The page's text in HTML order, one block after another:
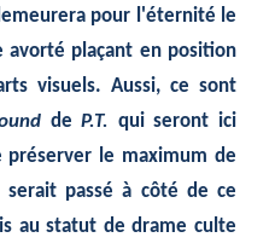
pour l'éternité le
plaçant en position
visuels. Aussi, ce sont
deP.T. qui seront ici
préserver le maximum de
serait passé à côté de ce
au statut de drame culte